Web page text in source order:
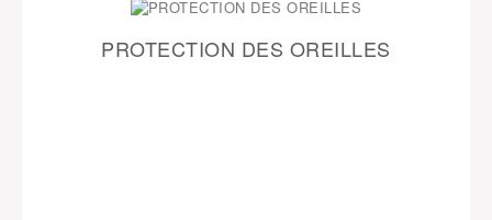
PROTECTION DES OREILLES